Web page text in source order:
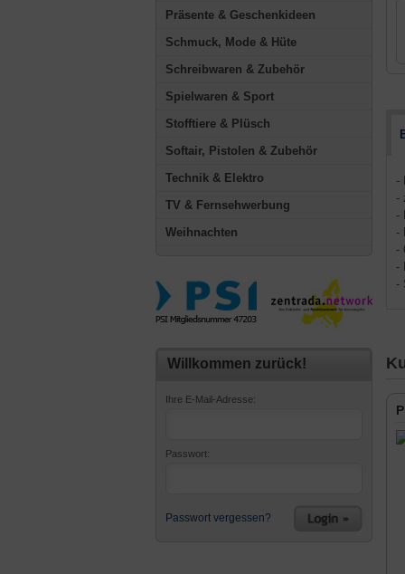
Präsente & Geschenkideen
Schmuck, Mode & Hüte
Schreibwaren & Zubehör
Spielwaren & Sport
Stofftiere & Plüsch
Softair, Pistolen & Zubehör
Technik & Elektro
TV & Fernsehwerbung
Weihnachten
Willkommen zurück!
Ihre E-Mail-Adresse:
Passwort:
Passwort vergessen?
-
-
-
-
-
-
-